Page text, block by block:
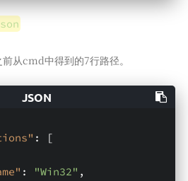
从cmd中得到的7行路径。
: [
: "Win32" ,